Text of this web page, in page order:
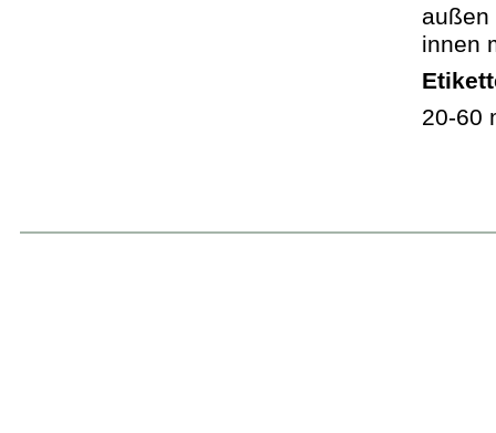
außen
innen
20-60